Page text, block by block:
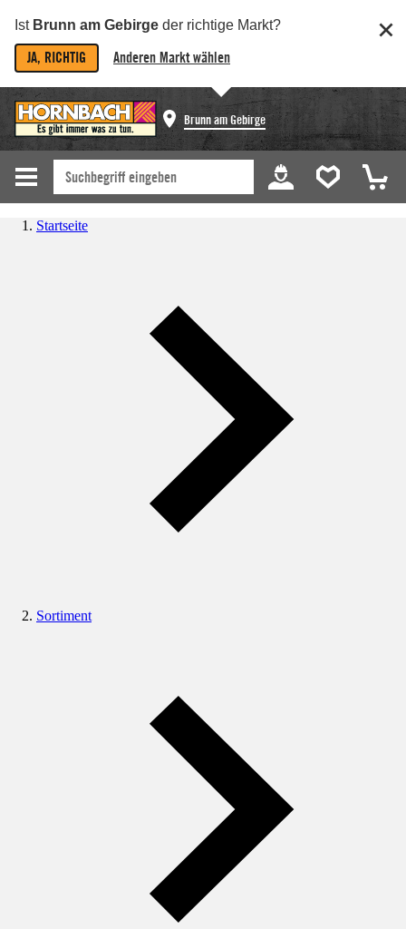
Ist Brunn am Gebirge der richtige Markt?
JA, RICHTIG Anderen Markt wählen
Brunn am Gebirge
Startseite
Sortiment